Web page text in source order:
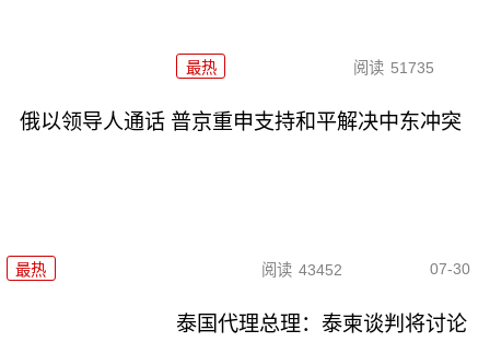
最热 阅读 51735
俄以领导人通话 普京重申支持和平解决中东冲突
最热 阅读 43452 07-30
泰国代理总理：泰柬谈判将讨论